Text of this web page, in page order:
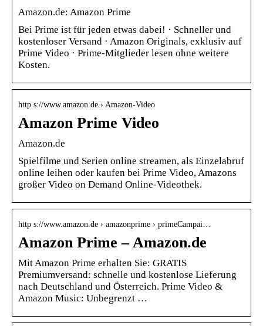
Amazon.de: Amazon Prime
Bei Prime ist für jeden etwas dabei! · Schneller und
kostenloser Versand · Amazon Originals, exklusiv auf
Prime Video · Prime-Mitglieder lesen ohne weitere
Kosten.
http s://www.amazon.de › Amazon-Video
Amazon Prime Video
Amazon.de
Spielfilme und Serien online streamen, als Einzelabruf
online leihen oder kaufen bei Prime Video, Amazons
großer Video on Demand Online-Videothek.
http s://www.amazon.de › amazonprime › primeCampai…
Amazon Prime – Amazon.de
Mit Amazon Prime erhalten Sie: GRATIS
Premiumversand: schnelle und kostenlose Lieferung
nach Deutschland und Österreich. Prime Video &
Amazon Music: Unbegrenzt …